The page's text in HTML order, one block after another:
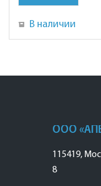
В наличии
ООО
115419,
8